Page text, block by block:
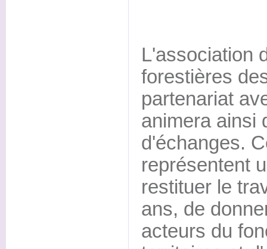
L'association
forestières
partenariat
animera ainsi
d'échanges.
représentent
restituer le
ans, de
acteurs du